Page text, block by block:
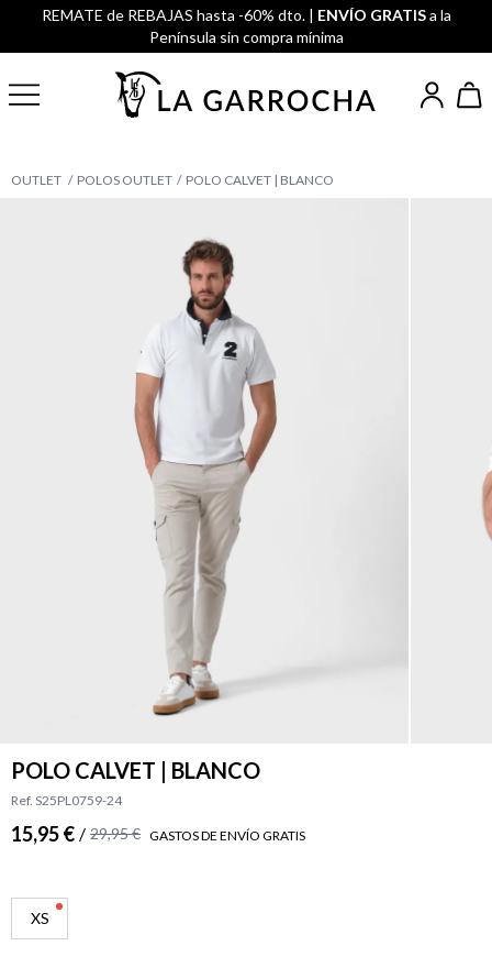
REMATE de REBAJAS hasta -60% dto. | ENVÍO GRATISa la
Península sin compra mínima
OUTLET POLOS OUTLET POLO CALVET | BLANCO
POLO CALVET | BLANCO
Ref. S25PL0759-24
15,95 € / 29,95 € GASTOS DE ENVÍO GRATIS
XS